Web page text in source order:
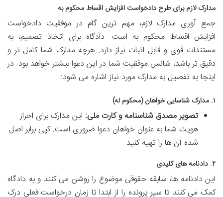
مدارک لازم برای طرح دادخواست افزایش اقساط محکوم به
جمع آوری مدارک لازم، مهم ترین گام در موفقیت دادخواست
افزایش اقساط محکوم به است. دادگاه برای اتخاذ تصمیم، به
مستندات قوی و قابل اثبات نیاز دارد. هرچه مدارک شما کامل تر و
دقیق تر باشد، شانس موفقیت شما در این دعوا بیشتر خواهد بود. در
اینجا به تفصیل به مدارک مورد نیاز اشاره می شود:
۱. مدارک شناسایی خواهان (محکوم له)
تصویر مصدق شناسنامه و کارت ملی: این مدارک برای احراز
هویت شما به عنوان خواهان دعوا ضروری است. کپی برابر اصل
شده آن ها را تهیه کنید.
۲. دادنامه های کلیدی
این دادنامه ها، سابقه حقوقی موضوع را روشن می کنند و به دادگاه
کمک می کنند تا سیر پرونده را از ابتدا تا زمان درخواست فعلی درک